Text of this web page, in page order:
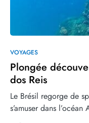
VOYAGES
Plongée
dos Reis
Le Brésil regorge de
s’amuser dans